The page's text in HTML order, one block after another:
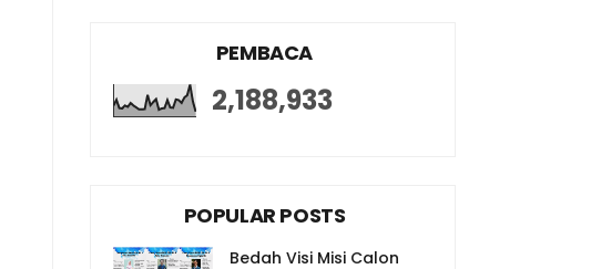
PEMBACA
2,188,933
POPULAR POSTS
Bedah Visi Misi Calon